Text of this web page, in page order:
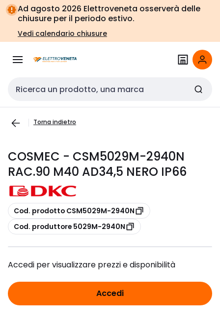
Vai alla
navigazione
Vai
alla
pagina
Ad agosto 2026 Elettroveneta osserverà delle
chiusure per il periodo estivo.
Vedi calendario chiusure
Cerca input
Torna indietro
COSMEC - CSM5029M-2940N
RAC.90 M40 AD34,5 NERO IP66
copia
Cod. prodotto CSM5029M-2940N
copia
Cod. produttore 5029M-2940N
Accedi per visualizzare prezzi e disponibilità
Accedi